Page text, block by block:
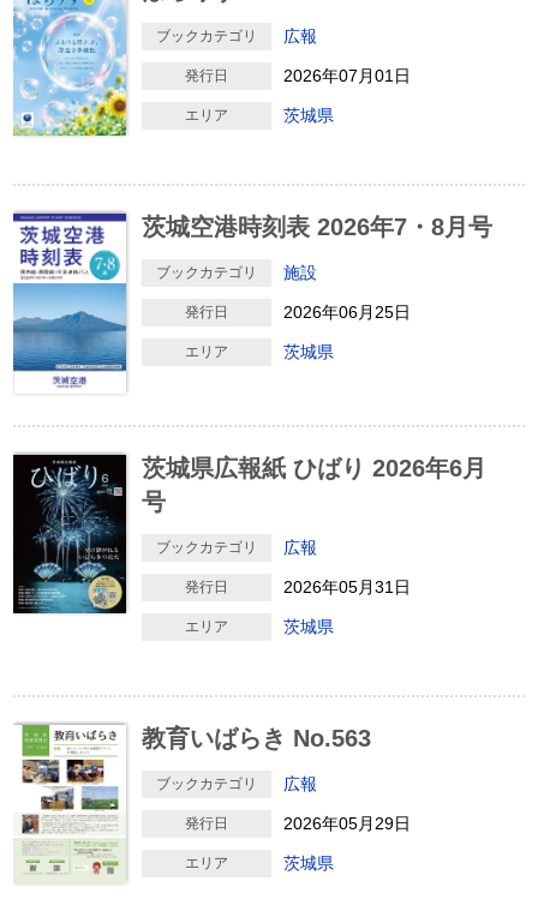
ブックカテゴリ 広報
発行日 2026年07月01日
エリア 茨城県
茨城空港時刻表 2026年7・8月号
ブックカテゴリ 施設
発行日 2026年06月25日
エリア 茨城県
茨城県広報紙 ひばり 2026年6月
号
ブックカテゴリ 広報
発行日 2026年05月31日
エリア 茨城県
教育いばらき No.563
ブックカテゴリ 広報
発行日 2026年05月29日
エリア 茨城県